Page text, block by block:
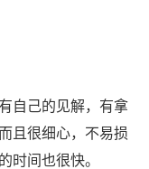
自己的见解，有拿
且很细心，不易损
时间也很快。